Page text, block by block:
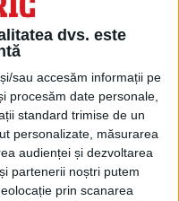
dvs. este
sau accesăm informații pe
procesăm date personale,
standard trimise de un
personalizate, măsurarea
audienței și dezvoltarea
partenerii noștri putem
prin scanarea
Matei Vodă în
priveau cu
grădinelor lor